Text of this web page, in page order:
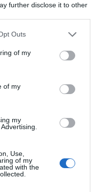
further disclose it to other
uses one or more Google
You may click to
its third-party tags to
purposes in below Google
Outs
of my
of my
my
Use,
of my
with the
από το αρμόδιο
Ένωσης, τα
και αλλοδαπών
το ιταλικό
την
από τη
ενώ στην ουσία η
των
τελωνειακών
επιτύγχανε
αποφυγή καταβολής
επιβαρύνσεων και